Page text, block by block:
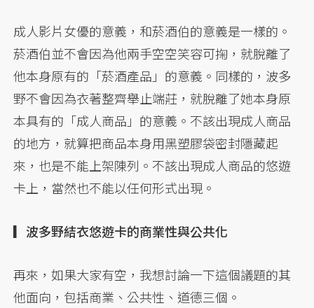
成人影片女優的意義，和菸酒伯的意義是一樣的。
菸酒伯並不會因為他兩手空空笑容可掬，就脫離了
他本身原有的「菸酒產品」的意義。同樣的，波多
野不會因為衣著整齊舉止端莊，就脫離了她本身原
本具有的「成人商品」的意義。不該出現成人商品
的地方，就算把商品本身用黑塑膠袋密封隱藏起
來，也是不能上架陳列。不該出現成人商品的悠遊
卡上，當然也不能以任何形式出現。
▎波多野結衣悠遊卡的商業性與公共化
再來，如果大家有空，我想討論一下這個議題的其
他面向，包括商業、公共性、道德三個。